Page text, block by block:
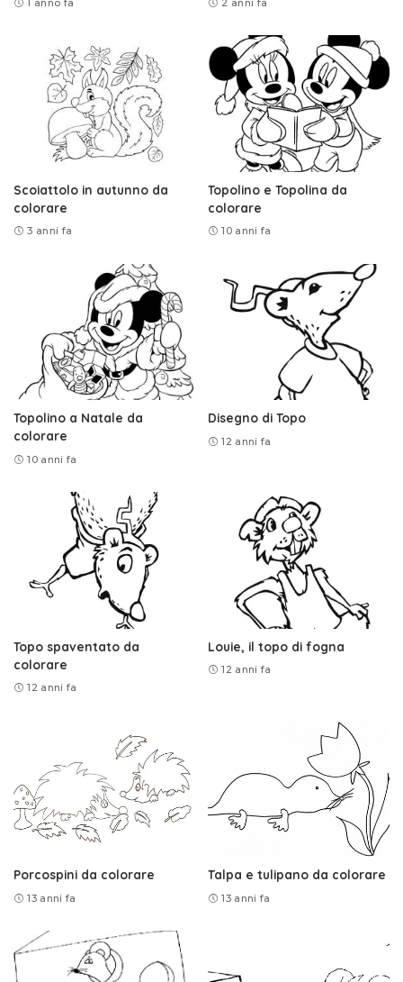
Scoiattolo in autunno da
colorare
3 anni fa
Topolino e Topolina da
colorare
10 anni fa
Topolino a Natale da
colorare
10 anni fa
Disegno di Topo
12 anni fa
Topo spaventato da
colorare
12 anni fa
Louie, il topo di fogna
12 anni fa
Porcospini da colorare
13 anni fa
Talpa e tulipano da colorare
13 anni fa